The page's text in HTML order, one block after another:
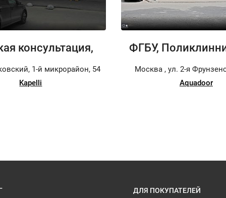
консультация,
1-й микрорайон, 54
Kapelli
ФГБУ,
Москва , ул. 2-я
Aquadoor
ДЛЯ ПОКУПАТЕЛЕЙ